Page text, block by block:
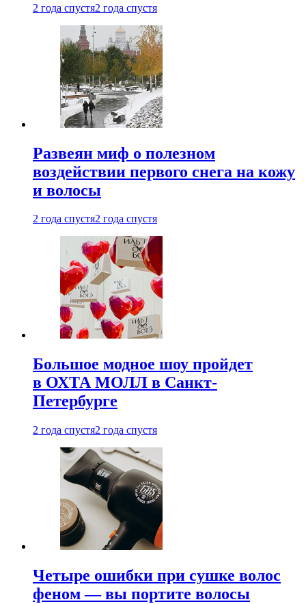
2 года спустя2 года спустя
Развеян миф о полезном
воздействии первого снега на кожу
и волосы
2 года спустя2 года спустя
Большое модное шоу пройдет
в ОХТА МОЛЛ в Санкт-
Петербурге
2 года спустя2 года спустя
Четыре ошибки при сушке волос
феном — вы портите волосы